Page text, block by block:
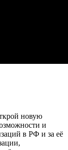
новую
и
в РФ и за её